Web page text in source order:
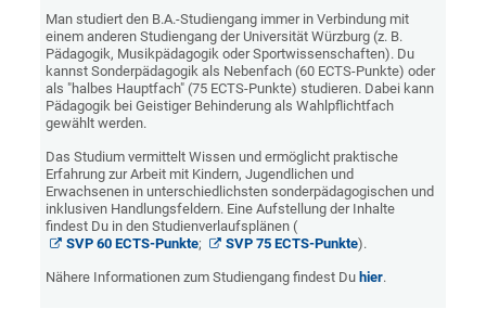
Man studiert den B.A.-Studiengang immer in Verbindung mit
einem anderen Studiengang der Universität Würzburg (z. B.
Pädagogik, Musikpädagogik oder Sportwissenschaften). Du
kannst Sonderpädagogik als Nebenfach (60 ECTS-Punkte) oder
als "halbes Hauptfach" (75 ECTS-Punkte) studieren. Dabei kann
Pädagogik bei Geistiger Behinderung als Wahlpflichtfach
gewählt werden.
Das Studium vermittelt Wissen und ermöglicht praktische
Erfahrung zur Arbeit mit Kindern, Jugendlichen und
Erwachsenen in unterschiedlichsten sonderpädagogischen und
inklusiven Handlungsfeldern. Eine Aufstellung der Inhalte
findest Du in den Studienverlaufsplänen (
SVP 60 ECTS-Punkte; SVP 75 ECTS-Punkte).
Nähere Informationen zum Studiengang findest Du hier.